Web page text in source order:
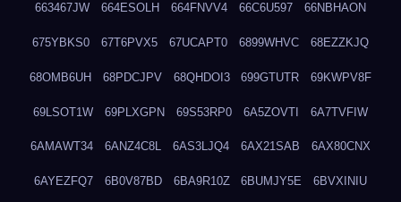
663467JW 664ESOLH 664FNVV4 66C6U597 66NBHAON
675YBKS0 67T6PVX5 67UCAPT0 6899WHVC 68EZZKJQ
68OMB6UH 68PDCJPV 68QHDOI3 699GTUTR 69KWPV8F
69LSOT1W 69PLXGPN 69S53RP0 6A5ZOVTI 6A7TVFIW
6AMAWT34 6ANZ4C8L 6AS3LJQ4 6AX21SAB 6AX80CNX
6AYEZFQ7 6B0V87BD 6BA9R10Z 6BUMJY5E 6BVXINIU